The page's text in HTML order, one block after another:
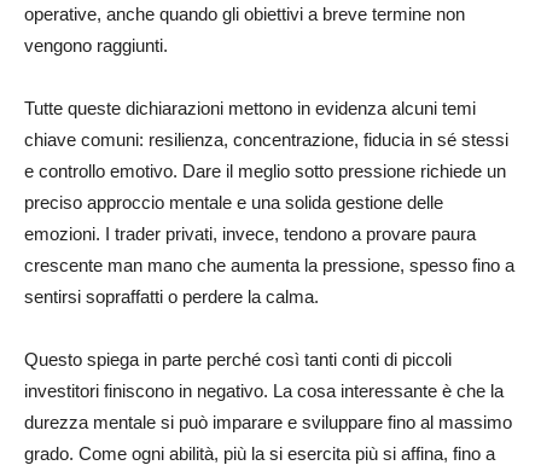
operative, anche quando gli obiettivi a breve termine non
vengono raggiunti.
Tutte queste dichiarazioni mettono in evidenza alcuni temi
chiave comuni: resilienza, concentrazione, fiducia in sé stessi
e controllo emotivo. Dare il meglio sotto pressione richiede un
preciso approccio mentale e una solida gestione delle
emozioni. I trader privati, invece, tendono a provare paura
crescente man mano che aumenta la pressione, spesso fino a
sentirsi sopraffatti o perdere la calma.
Questo spiega in parte perché così tanti conti di piccoli
investitori finiscono in negativo. La cosa interessante è che la
durezza mentale si può imparare e sviluppare fino al massimo
grado. Come ogni abilità, più la si esercita più si affina, fino a